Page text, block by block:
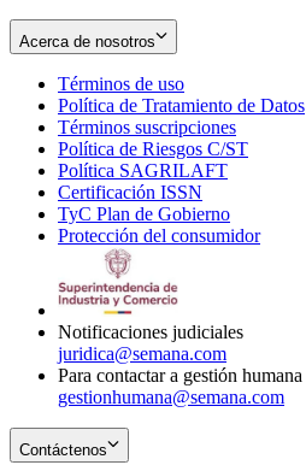
Acerca de nosotros
Términos de uso
in
new
window
Política de Tratamiento de Datos
Términos suscripciones
in
Política de Riesgos C/ST
Política SAGRILAFT
new
window
Certificación ISSN
in
new
TyC Plan de Gobierno
in
Protección del consumidorOpens
Notificaciones judiciales
juridica@semana.com
Para contactar a gestión humana
gestionhumana@semana.com
Contáctenos